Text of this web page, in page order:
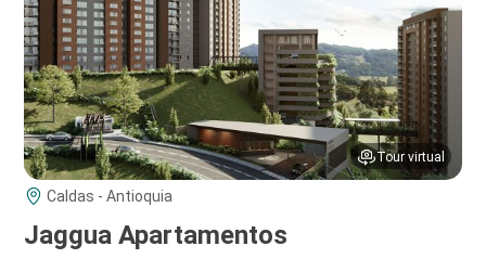
Tour virtual
Caldas - Antioquia
Jaggua Apartamentos